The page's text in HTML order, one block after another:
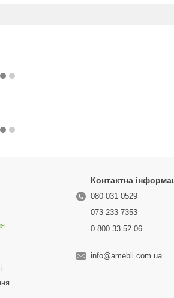
Контактна
080 031 0529
073 233 7353
0 800 33 52 06
info@amebli.com.ua